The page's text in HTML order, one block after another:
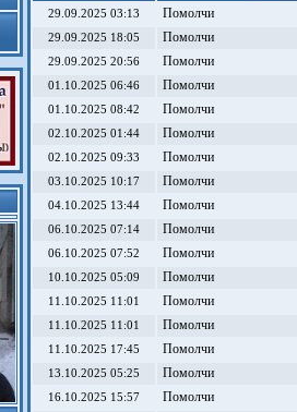
29.09.2025 03:13 Помолчи
29.09.2025 18:05 Помолчи
29.09.2025 20:56 Помолчи
01.10.2025 06:46 Помолчи
01.10.2025 08:42 Помолчи
02.10.2025 01:44 Помолчи
02.10.2025 09:33 Помолчи
03.10.2025 10:17 Помолчи
04.10.2025 13:44 Помолчи
06.10.2025 07:14 Помолчи
06.10.2025 07:52 Помолчи
10.10.2025 05:09 Помолчи
11.10.2025 11:01 Помолчи
11.10.2025 11:01 Помолчи
11.10.2025 17:45 Помолчи
13.10.2025 05:25 Помолчи
16.10.2025 15:57 Помолчи